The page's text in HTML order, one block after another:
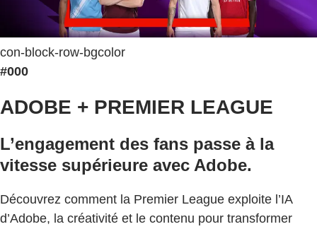
con-block-row-bgcolor
#000
ADOBE + PREMIER LEAGUE
L’engagement des fans passe à la
vitesse supérieure avec Adobe.
Découvrez comment la Premier League exploite l’IA
d’Adobe, la créativité et le contenu pour transformer